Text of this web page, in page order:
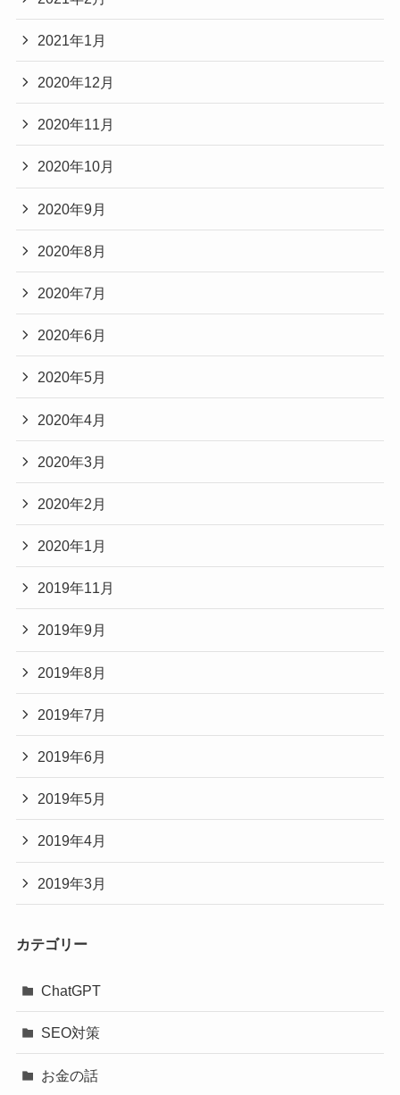
2021年1月
2020年12月
2020年11月
2020年10月
2020年9月
2020年8月
2020年7月
2020年6月
2020年5月
2020年4月
2020年3月
2020年2月
2020年1月
2019年11月
2019年9月
2019年8月
2019年7月
2019年6月
2019年5月
2019年4月
2019年3月
カテゴリー
ChatGPT
SEO対策
お金の話